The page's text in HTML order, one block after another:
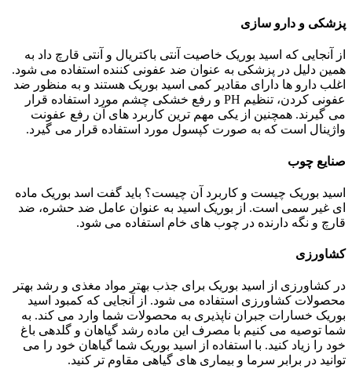
پزشکی و دارو سازی
از آنجایی که اسید بوریک خاصیت آنتی باکتریال و آنتی قارچ داد به
همین دلیل در پزشکی به عنوان ضد عفونی کننده استفاده می شود.
اغلب دارو ها دارای مقادیر کمی اسید بوریک هستند و به منظور ضد
عفونی کردن، تنظیم PH و رفع خشکی چشم مورد استفاده قرار
می گیرند. همچنین از یکی مهم ترین کاربرد های آن رفع عفونت
واژینال است که به صورت کپسول مورد استفاده قرار می گیرد.
صنایع چوب
اسید بوریک چیست و کاربرد آن چیست؟ باید گفت اسد بوریک ماده
ای غیر سمی است. از بوریک اسید به عنوان عامل ضد حشره، ضد
قارچ و نگه دارنده در چوب های خام استفاده می شود.
کشاورزی
در کشاورزی از اسید بوریک برای جذب بهتر مواد مغذی و رشد بهتر
محصولات کشاورزی استفاده می شود. از آنجایی که کمبود اسید
بوریک خسارات جبران ناپذیری به محصولات شما وارد می کند. به
شما توصیه می کنیم با مصرف این ماده رشد گیاهان و گلدهی باغ
خود را زیاد کنید. با استفاده از اسید بوریک شما گیاهان خود را می
توانید در برابر سرما و بیماری های گیاهی مقاوم تر کنید.